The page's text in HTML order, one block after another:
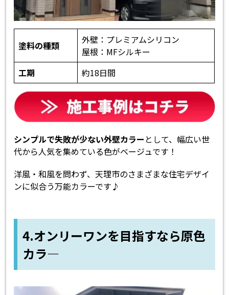
塗料の種類
外壁：プレミアムシリコン
屋根：MFシルキー
工期
約18日間
シンプルで失敗が少ない外壁カラー として、幅広い世
代から人気を集めている色がベージュです！
洋風・和風を問わず、天理市のさまざまな住宅デザイ
ンに似合う万能カラーです♪
4.オンリーワンを目指すなら原色
カラ―